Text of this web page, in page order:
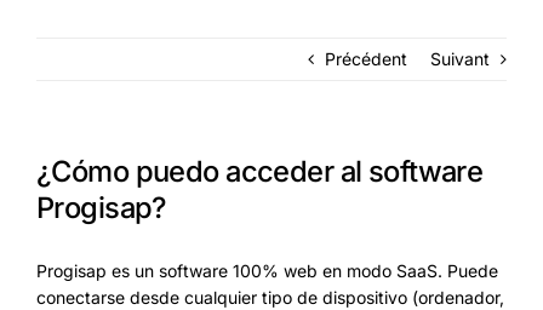
Précédent Suivant
¿Cómo puedo acceder al software
Progisap?
Progisap es un software 100% web en modo SaaS. Puede
conectarse desde cualquier tipo de dispositivo (ordenador,